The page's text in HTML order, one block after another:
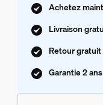
Achetez
Livraison
Retour
Garantie 2 ans